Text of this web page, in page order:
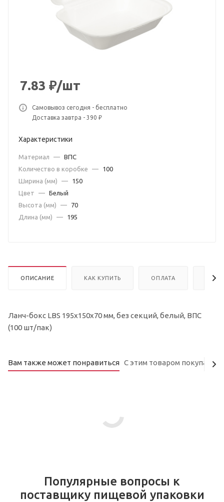
7.83 ₽/шт
Самовывоз сегодня - бесплатно
Доставка завтра - 390 ₽
Характеристики
Материал — ВПС
Количество в коробке
—
100
Ширина (мм)
—
150
Цвет
— Белый
Высота (мм)
—
70
Длина (мм)
— 195
ОПИСАНИЕ КАК КУПИТЬ ОПЛАТА
Ланч-бокс LBS 195х150х70 мм, без секций, белый, ВПС
(100 шт/пак)
Вам также может понравиться С этим товаром покупают
Популярные вопросы к
поставщику пищевой упаковки